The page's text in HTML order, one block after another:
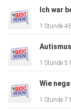
Betroffene, als
**Wichtige Links
](https://
with Giants
e.V.](https://
[Die GJH-
Ich war
1 Stunde
1 Stunde 5
1 Stunde 7